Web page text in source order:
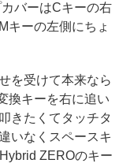
バーはCキーの右
キーの左側にちょ
を受けて本来なら
換キーを右に追い
きたくてタッチタ
いなくスペースキ
ZEROのキー